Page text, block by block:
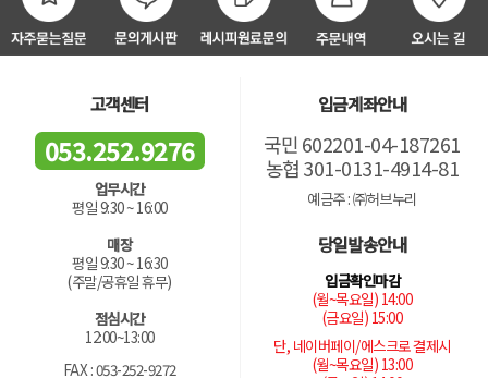
고객센터
053.252.9276
업무시간
평일 9:30 ~ 16:00
매장
평일 9:30 ~ 16:30
(주말/공휴일 휴무)
점심시간
12:00~13:00
FAX : 053-252-9272
입금계좌안내
국민 602201-04-187261
농협 301-0131-4914-81
예금주 : ㈜허브누리
당일발송안내
입금확인마감
(월~목요일) 14:00
(금요일) 15:00
단, 네이버페이/에스크로 결제시
(월~목요일) 13:00